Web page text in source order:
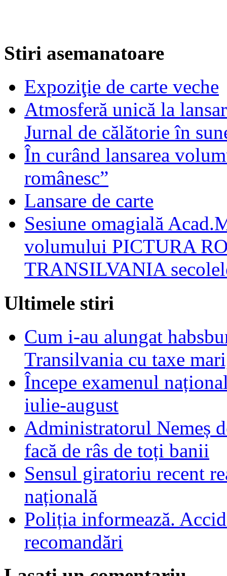
Stiri asemanatoare
Expoziţie de carte veche
Atmosferă unică la
Jurnal de călătorie în
În curând lansarea
românesc”
Lansare de carte
Sesiune omagială
volumului PICTURA
TRANSILVANIA
Ultimele stiri
Cum i-au alungat
Transilvania cu taxe
Începe examenul
iulie-august
Administratorul Nemeș
facă de râs de toți banii
Sensul giratoriu recent
națională
Poliția informează.
recomandări